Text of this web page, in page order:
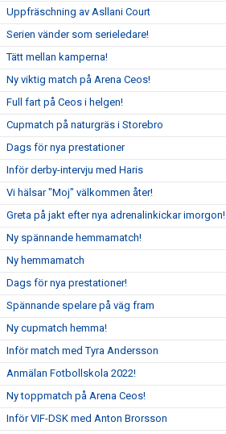
Uppfräschning av Asllani Court
Serien vänder som serieledare!
Tätt mellan kamperna!
Ny viktig match på Arena Ceos!
Full fart på Ceos i helgen!
Cupmatch på naturgräs i Storebro
Dags för nya prestationer
Inför derby-intervju med Haris
Vi hälsar "Moj" välkommen åter!
Greta på jakt efter nya adrenalinkickar imorgon!
Ny spännande hemmamatch!
Ny hemmamatch
Dags för nya prestationer!
Spännande spelare på väg fram
Ny cupmatch hemma!
Inför match med Tyra Andersson
Anmälan Fotbollskola 2022!
Ny toppmatch på Arena Ceos!
Inför VIF-DSK med Anton Brorsson